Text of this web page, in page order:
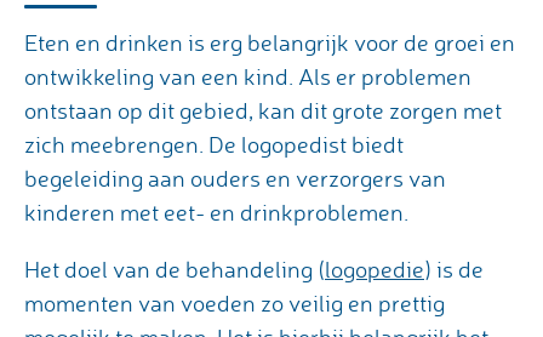
Eten en drinken is erg belangrijk voor de groei en
ontwikkeling van een kind. Als er problemen
ontstaan op dit gebied, kan dit grote zorgen met
zich meebrengen. De logopedist biedt
begeleiding aan ouders en verzorgers van
kinderen met eet- en drinkproblemen.
Het doel van de behandeling (logopedie) is de
momenten van voeden zo veilig en prettig